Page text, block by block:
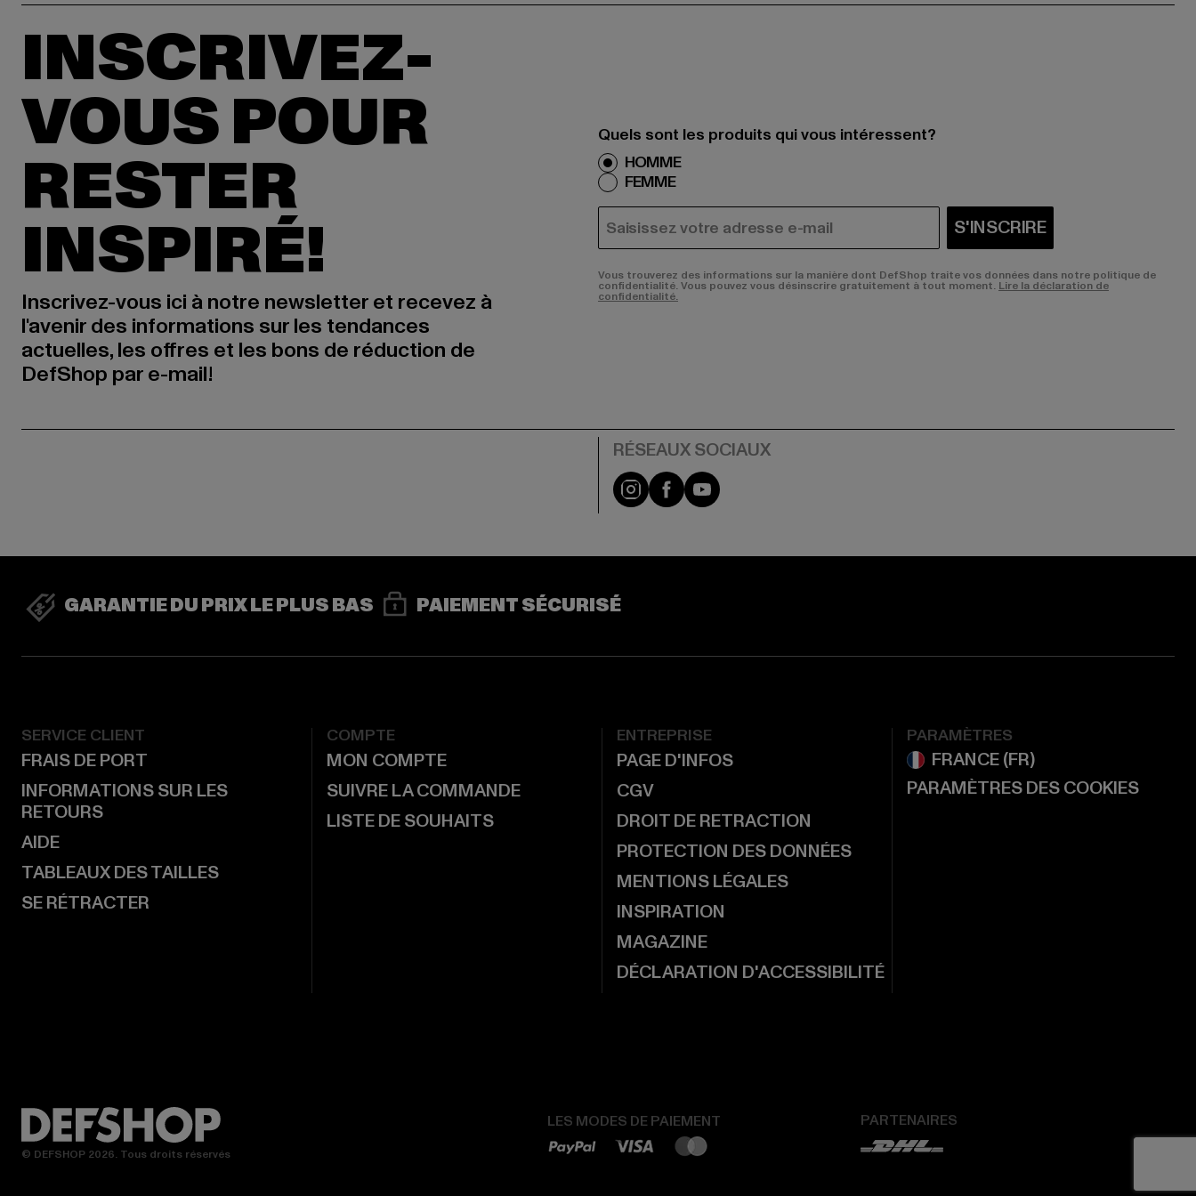
INSCRIVEZ-
VOUS POUR
RESTER
INSPIRÉ!
Inscrivez-vous ici à notre newsletter et recevez à
l'avenir des informations sur les tendances
actuelles, les offres et les bons de réduction de
DefShop par e-mail!
Quels sont les produits qui vous intéressent?
HOMME
FEMME
COURRIEL S'INSCRIRE
Vous trouverez des informations sur la manière dont DefShop traite vos données dans notre politique de
confidentialité. Vous pouvez vous désinscrire gratuitement à tout moment. Lire la déclaration de
confidentialité.
Visit our Instagram page:
Visit our Facebook page:
Visit our YouTube channel:
GARANTIE DU PRIX LE PLUS BAS PAIEMENT SÉCURISÉ
SERVICE CLIENT
FRAIS DE PORT
INFORMATIONS SUR LES
RETOURS
AIDE
TABLEAUX DES TAILLES
SE RÉTRACTER
COMPTE
MON COMPTE
SUIVRE LA COMMANDE
LISTE DE SOUHAITS
ENTREPRISE
PAGE D'INFOS
CGV
DROIT DE RETRACTION
PROTECTION DES DONNÉES
MENTIONS LÉGALES
INSPIRATION
MAGAZINE
DÉCLARATION D'ACCESSIBILITÉ
PARAMÈTRES
PARAMÈTRES DES COOKIES
LES MODES DE PAIEMENT PARTENAIRES
© DEFSHOP 2026. Tous droits réservés